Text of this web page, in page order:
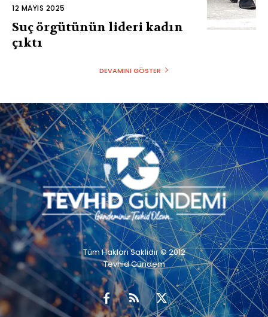
12 MAYIS 2025
Suç örgütünün lideri kadın
çıktı
DEVAMINI GÖSTER
Tüm Hakları Saklıdır © 2012
Tevhid Gündem